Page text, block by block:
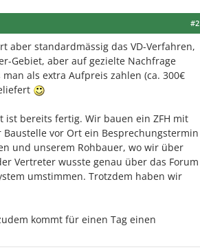
#2
aber standardmässig das VD-Verfahren,
Gebiet, aber auf gezielte Nachfrage
als extra Aufpreis zahlen (ca. 300€
ist bereits fertig. Wir bauen ein ZFH mit
vor Ort ein Besprechungstermin
und unserem Rohbauer, wo wir über
Vertreter wusste genau über das Forum
umstimmen. Trotzdem haben wir
kommt für einen Tag einen